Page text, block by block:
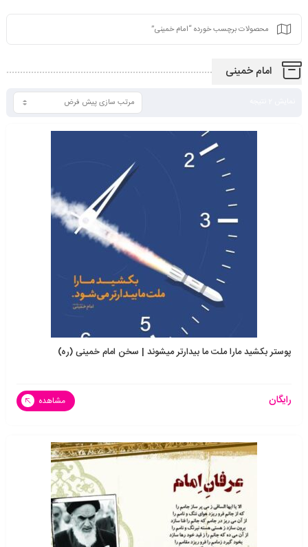
محصولات برچسب خورده “امام خمینی”
امام خمینی
پوستر بکشید مارا ملت ما بیدارتر میشوند | سخن امام خمینی (ره)
رایگان مشاهده